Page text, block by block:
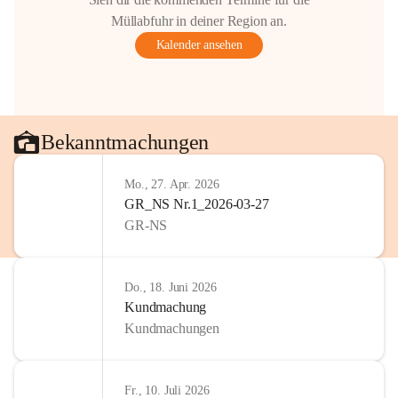
Müllabfuhr in deiner Region an.
Kalender ansehen
Bekanntmachungen
Mo., 27. Apr. 2026
GR_NS Nr.1_2026-03-27
GR-NS
Do., 18. Juni 2026
Kundmachung
Kundmachungen
Fr., 10. Juli 2026